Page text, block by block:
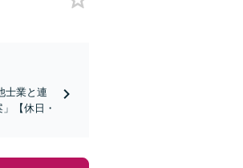
士業と連
【休日・